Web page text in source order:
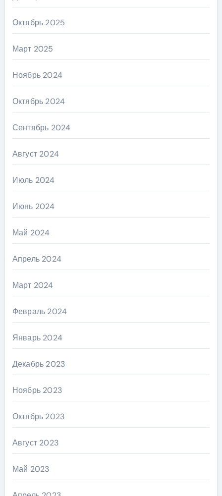
Октябрь 2025
Март 2025
Ноябрь 2024
Октябрь 2024
Сентябрь 2024
Август 2024
Июль 2024
Июнь 2024
Май 2024
Апрель 2024
Март 2024
Февраль 2024
Январь 2024
Декабрь 2023
Ноябрь 2023
Октябрь 2023
Август 2023
Май 2023